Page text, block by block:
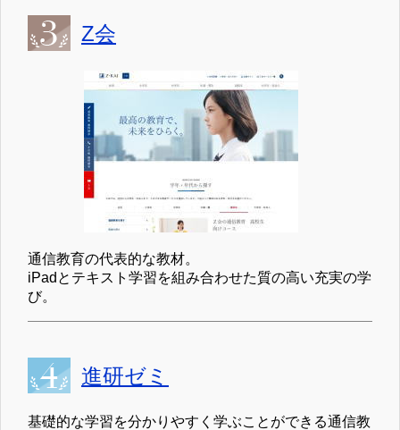
Z会
通信教育の代表的な教材。
iPadとテキスト学習を組み合わせた質の高い充実の学
び。
進研ゼミ
基礎的な学習を分かりやすく学ぶことができる通信教